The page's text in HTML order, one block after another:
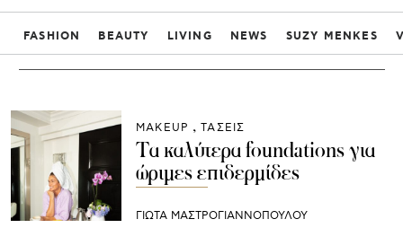
FASHION BEAUTY LIVING NEWS SUZY MENKES
ΜAKEUP ΤΑΣΕΙΣ
Τα καλύτερα foundations για
ώριμες επιδερμίδες
ΓΙΩΤΑ ΜΑΣΤΡΟΓΙΑΝΝΟΠΟΥΛΟΥ